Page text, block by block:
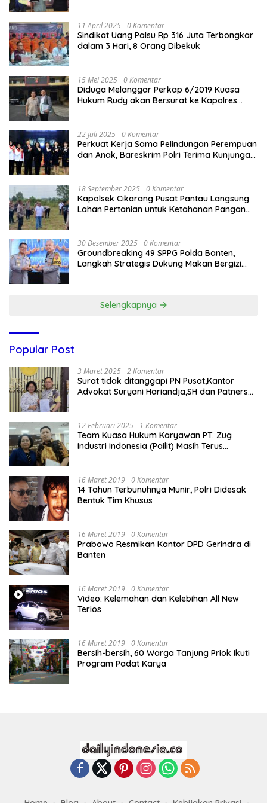
11 April 2025 0 Komentar
Sindikat Uang Palsu Rp 316 Juta Terbongkar
dalam 3 Hari, 8 Orang Dibekuk
15 Mei 2025 0 Komentar
Diduga Melanggar Perkap 6/2019 Kuasa
Hukum Rudy akan Bersurat ke Kapolres
22 Juli 2025 0 Komentar
Perkuat Kerja Sama Pelindungan Perempuan
dan Anak, Bareskrim Polri Terima Kunjungan
18 September 2025 0 Komentar
Kapolsek Cikarang Pusat Pantau Langsung
Lahan Pertanian untuk Ketahanan Pangan
30 Desember 2025 0 Komentar
Groundbreaking 49 SPPG Polda Banten,
Langkah Strategis Dukung Makan Bergizi
Selengkapnya
Popular Post
3 Maret 2025 2 Komentar
Surat tidak ditanggapi PN Pusat,Kantor
Advokat Suryani Hariandja,SH dan Patners
12 Februari 2025 1 Komentar
Team Kuasa Hukum Karyawan PT. Zug
Industri Indonesia (Pailit) Masih Terus
16 Maret 2019 0 Komentar
14 Tahun Terbunuhnya Munir, Polri Didesak
Bentuk Tim Khusus
16 Maret 2019 0 Komentar
Prabowo Resmikan Kantor DPD Gerindra di
Banten
16 Maret 2019 0 Komentar
Video: Kelemahan dan Kelebihan All New
Terios
16 Maret 2019 0 Komentar
Bersih-bersih, 60 Warga Tanjung Priok Ikuti
Program Padat Karya